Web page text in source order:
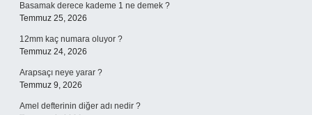
Basamak derece kademe 1 ne demek ?
Temmuz 25, 2026
12mm kaç numara oluyor ?
Temmuz 24, 2026
Arapsaçı neye yarar ?
Temmuz 9, 2026
Amel defterinin diğer adı nedir ?